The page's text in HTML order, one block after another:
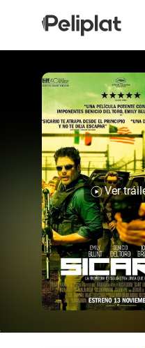
Ver